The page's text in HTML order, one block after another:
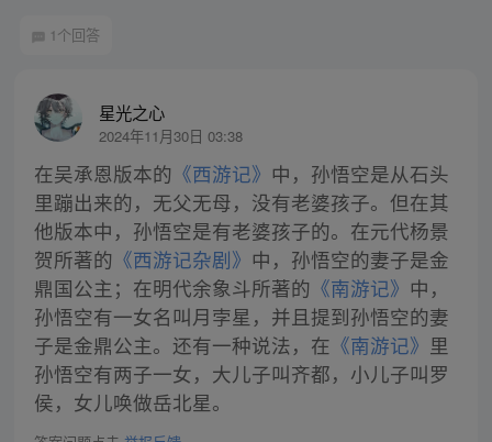
1个回答
星光之心
2024年11月30日 03:38
在吴承恩版本的 《西游记》 中，孙悟空是从石头
里蹦出来的，无父无母，没有老婆孩子。但在其
他版本中，孙悟空是有老婆孩子的。在元代杨景
贺所著的 《西游记杂剧》 中，孙悟空的妻子是金
鼎国公主；在明代余象斗所著的 《南游记》 中，
孙悟空有一女名叫月孛星，并且提到孙悟空的妻
子是金鼎公主。还有一种说法，在 《南游记》 里
孙悟空有两子一女，大儿子叫齐都，小儿子叫罗
侯，女儿唤做岳北星。